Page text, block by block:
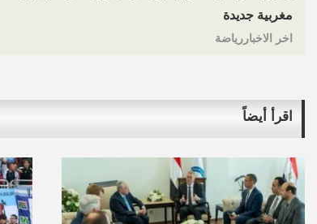
مغربية جديدة
اخر الاخباررياضة
اقرأ أيضاً